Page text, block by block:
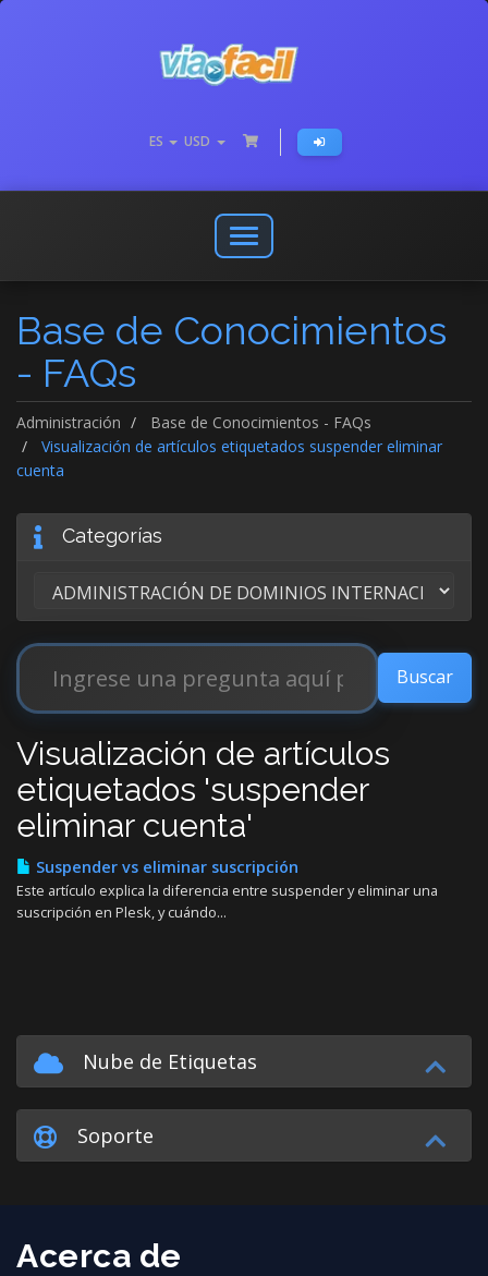
ES USD
Abrir
o
menú
de
Base de Conocimientos
- FAQs
Administración
Base de Conocimientos - FAQs
Visualización de artículos etiquetados suspender eliminar
cuenta
Categorías
Visualización de artículos
etiquetados 'suspender
eliminar cuenta'
Suspender vs eliminar suscripción
Este artículo explica la diferencia entre suspender y eliminar una
suscripción en Plesk, y cuándo...
Nube de Etiquetas
Soporte
Acerca de